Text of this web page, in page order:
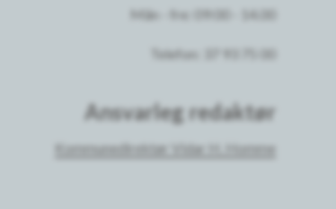
Mån - fre: 09:00 - 14.00
Telefon: 37 93 75 00
Ansvarleg redaktør
Kommunedirektør Vidar H. Homme